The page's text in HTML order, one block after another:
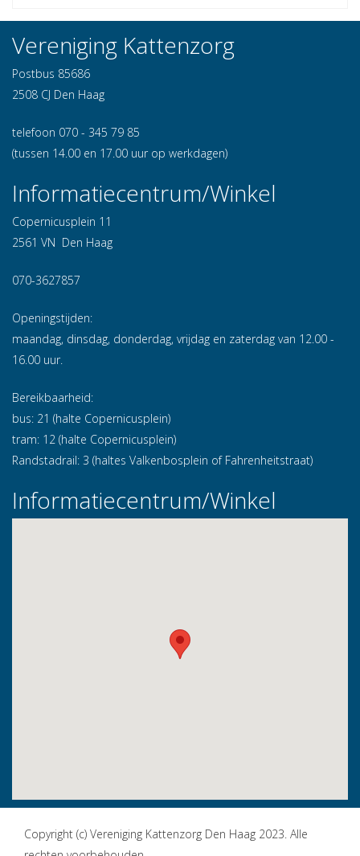
Vereniging Kattenzorg
Postbus 85686
2508 CJ Den Haag
telefoon 070 - 345 79 85
(tussen 14.00 en 17.00 uur op werkdagen)
Informatiecentrum/Winkel
Copernicusplein 11
2561 VN Den Haag
070-3627857
Openingstijden:
maandag, dinsdag, donderdag, vrijdag en zaterdag van 12.00 -
16.00 uur.
Bereikbaarheid:
bus: 21 (halte Copernicusplein)
tram: 12 (halte Copernicusplein)
Randstadrail: 3 (haltes Valkenbosplein of Fahrenheitstraat)
Informatiecentrum/Winkel
Copyright (c) Vereniging Kattenzorg Den Haag 2023. Alle